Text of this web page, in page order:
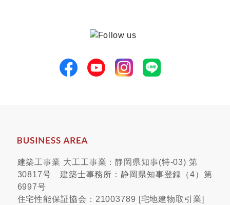
建築工事業 大工工事業：静岡県知事(特-03) 第
30817号 建築士事務所：静岡県知事登録（4）第
6997号
住宅性能保証協会：21003789 [宅地建物取引業]